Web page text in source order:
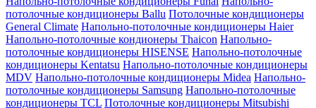
потолочные кондиционеры Ballu Потолочные кондиционеры
General Climate Напольно-потолочные кондиционеры Haier
Напольно-потолочные кондионеры Thaicon Напольно-
потолочные кондиционеры HISENSE Напольно-потолочные
кондиционеры Kentatsu Напольно-потолочные кондиционеры
MDV Напольно-потолочные кондиционеры Midea Напольно-
потолочные кондиционеры Samsung Напольно-потолочные
кондиционеры TCL Потолочные кондиционеры Mitsubishi